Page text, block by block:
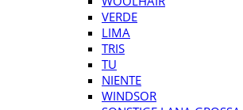
VERDE
LIMA
TRIS
TU
NIENTE
WINDSOR